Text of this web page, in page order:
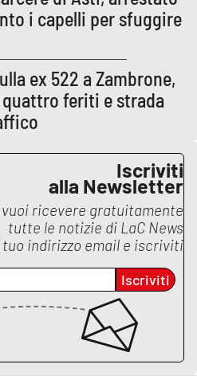
i capelli per sfuggire
ex 522 a Zambrone,
quattro feriti e strada
Iscriviti
alla Newsletter
vuoi ricevere gratuitamente
tutte le notizie di LaC News
indirizzo email e iscriviti
Iscriviti